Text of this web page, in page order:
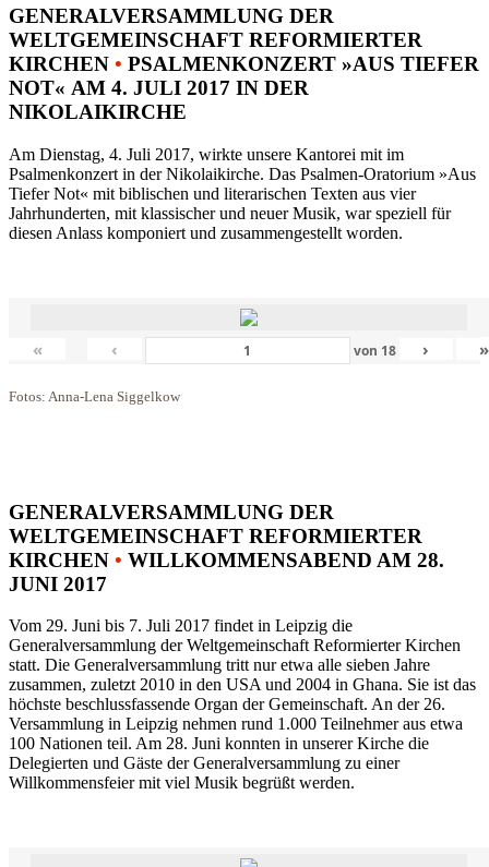
GENERALVERSAMMLUNG DER
WELTGEMEINSCHAFT REFORMIERTER
KIRCHEN • PSALMENKONZERT »AUS TIEFER
NOT« AM 4. JULI 2017 IN DER
NIKOLAIKIRCHE
Am Dienstag, 4. Juli 2017, wirkte unsere Kantorei mit im
Psalmenkonzert in der Nikolaikirche. Das Psalmen-Oratorium »Aus
Tiefer Not« mit biblischen und literarischen Texten aus vier
Jahrhunderten, mit klassischer und neuer Musik, war speziell für
diesen Anlass komponiert und zusammengestellt worden.
« ‹ von 18 › »
Fotos: Anna-Lena Siggelkow
GENERALVERSAMMLUNG DER
WELTGEMEINSCHAFT REFORMIERTER
KIRCHEN • WILLKOMMENSABEND AM 28.
JUNI 2017
Vom 29. Juni bis 7. Juli 2017 findet in Leipzig die
Generalversammlung der Weltgemeinschaft Reformierter Kirchen
statt. Die Generalversammlung tritt nur etwa alle sieben Jahre
zusammen, zuletzt 2010 in den USA und 2004 in Ghana. Sie ist das
höchste beschlussfassende Organ der Gemeinschaft. An der 26.
Versammlung in Leipzig nehmen rund 1.000 Teilnehmer aus etwa
100 Nationen teil. Am 28. Juni konnten in unserer Kirche die
Delegierten und Gäste der Generalversammlung zu einer
Willkommensfeier mit viel Musik begrüßt werden.